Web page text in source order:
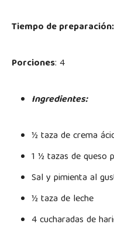
Tiempo de preparación:
Porciones: 4
Ingredientes:
½ taza de crema
1 ½ tazas de queso
Sal y pimienta al
½ taza de leche
4 cucharadas de